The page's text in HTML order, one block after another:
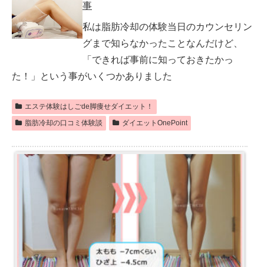
事
私は脂肪冷却の体験当日のカウンセリン
グまで知らなかったことなんだけど、
「できれば事前に知っておきたかっ
た！」という事がいくつかありました
エステ体験はしごde脚痩せダイエット！
脂肪冷却の口コミ体験談
ダイエットOnePoint